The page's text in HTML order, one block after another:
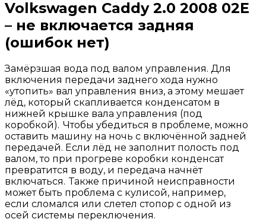
Volkswagen Caddy 2.0 2008 02Е
– не включается задняя
(ошибок нет)
Замёрзшая вода под валом управления. Для
включения передачи заднего хода нужно
«утопить» вал управления вниз, а этому мешает
лёд, который скапливается конденсатом в
нижней крышке вала управления (под
коробкой). Чтобы убедиться в проблеме, можно
оставить машину на ночь с включённой задней
передачей. Если лёд не заполнит полость под
валом, то при прогреве коробки конденсат
превратится в воду, и передача начнёт
включаться. Также причиной неисправности
может быть проблема с кулисой, например,
если сломался или слетел стопор с одной из
осей системы переключения.